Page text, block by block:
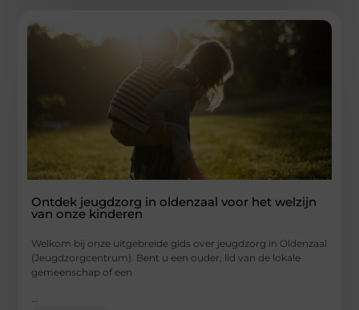
Ontdek jeugdzorg in oldenzaal voor het welzijn
van onze kinderen
Welkom bij onze uitgebreide gids over jeugdzorg in Oldenzaal
(Jeugdzorgcentrum). Bent u een ouder, lid van de lokale
gemeenschap of een